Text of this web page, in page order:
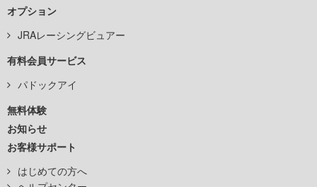
オプション
JRAレーシングビュアー
有料会員サービス
パドックアイ
無料体験
お知らせ
お客様サポート
はじめての方へ